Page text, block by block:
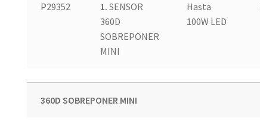
P29352 1. SENSOR
360D
SOBREPONER
MINI
Hasta
100W LED
360D SOBREPONER MINI